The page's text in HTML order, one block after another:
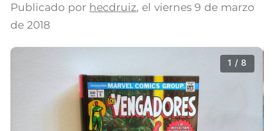
Publicado por hecdruiz, elviernes 9 de marzo
de 2018
1 / 8